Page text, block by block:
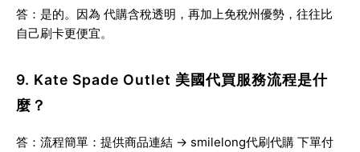
答：是的。因為 代購含稅透明 ，再加上免稅州優勢，往往比
自己刷卡更便宜。
9. Kate Spade Outlet 美國代買服務流程是什
麼？
答：流程簡單：提供商品連結 → smilelong代刷代購 下單付